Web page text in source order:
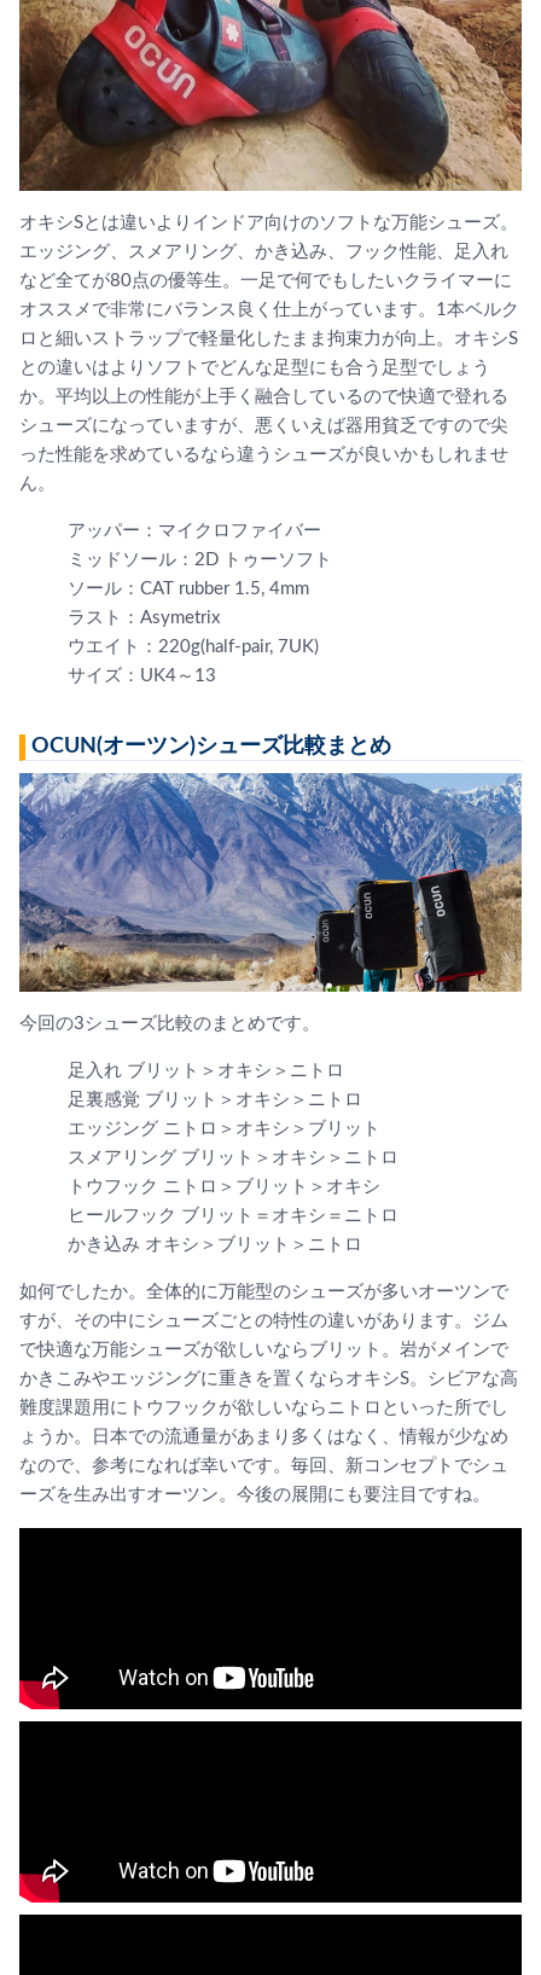
オキシSとは違いよりインドア向けのソフトな万能シューズ。
エッジング、スメアリング、かき込み、フック性能、足入れ
など全てが80点の優等生。一足で何でもしたいクライマーに
オススメで非常にバランス良く仕上がっています。1本ベルク
ロと細いストラップで軽量化したまま拘束力が向上。オキシS
との違いはよりソフトでどんな足型にも合う足型でしょう
か。平均以上の性能が上手く融合しているので快適で登れる
シューズになっていますが、悪くいえば器用貧乏ですので尖
った性能を求めているなら違うシューズが良いかもしれませ
ん。
アッパー：マイクロファイバー
ミッドソール：2D トゥーソフト
ソール：CAT rubber 1.5, 4mm
ラスト：Asymetrix
ウエイト：220g(half-pair, 7UK)
サイズ：UK4～13
OCUN(オーツン)シューズ比較まとめ
今回の3シューズ比較のまとめです。
足入れ ブリット＞オキシ＞ニトロ
足裏感覚 ブリット＞オキシ＞ニトロ
エッジング ニトロ＞オキシ＞ブリット
スメアリング ブリット＞オキシ＞ニトロ
トウフック ニトロ＞ブリット＞オキシ
ヒールフック ブリット＝オキシ＝ニトロ
かき込み オキシ＞ブリット＞ニトロ
如何でしたか。全体的に万能型のシューズが多いオーツンで
すが、その中にシューズごとの特性の違いがあります。ジム
で快適な万能シューズが欲しいならブリット。岩がメインで
かきこみやエッジングに重きを置くならオキシS。シビアな高
難度課題用にトウフックが欲しいならニトロといった所でし
ょうか。日本での流通量があまり多くはなく、情報が少なめ
なので、参考になれば幸いです。毎回、新コンセプトでシュ
ーズを生み出すオーツン。今後の展開にも要注目ですね。